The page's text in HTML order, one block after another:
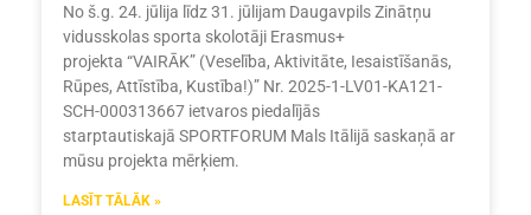
No š.g. 24. jūlija līdz 31. jūlijam Daugavpils Zinātņu
vidusskolas sporta skolotāji Erasmus+
projekta “VAIRĀK” (Veselība, Aktivitāte, Iesaistīšanās,
Rūpes, Attīstība, Kustība!)” Nr. 2025-1-LV01-KA121-
SCH-000313667 ietvaros piedalījās
starptautiskajā SPORTFORUM Mals Itālijā saskaņā ar
mūsu projekta mērķiem.
LASĪT TĀLĀK »